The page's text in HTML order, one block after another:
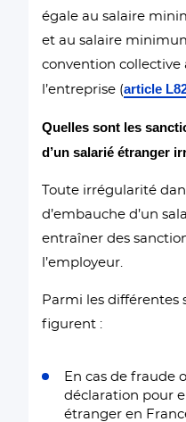
égale au salaire
et au salaire
convention collective
l’entreprise (article
Quelles sont les
d’un salarié étranger
Toute irrégularité
d’embauche d’un
entraîner des
l’employeur.
Parmi les différentes
figurent :
En cas de fraude
déclaration pour
étranger en